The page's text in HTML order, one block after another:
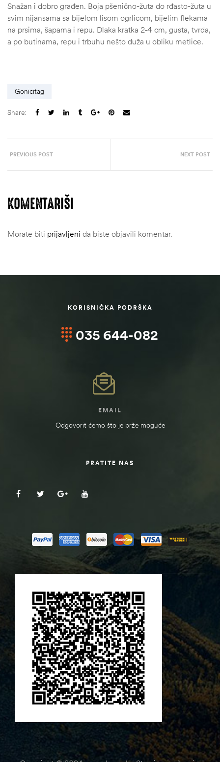
Snažan i dobro građen. Boja pšenično-žuta do rđasto-žuta u
svim nijansama sa bijelom lisom ogrlicom, bijelim flekama
na prsima, šapama i repu. Dlaka kratka 2-4 cm, gusta, tvrda,
a po butinama, repu i trbuhu nešto duža u obliku metlice.
Gonicitag
Share:
PREVIOUS POST NEXT POST
KOMENTARIŠI
Morate biti prijavljeni da biste objavili komentar.
KORISNIČKA PODRŠKA
035 644-082
EMAIL
Odgovorit ćemo što je brže moguće
PRATITE NAS